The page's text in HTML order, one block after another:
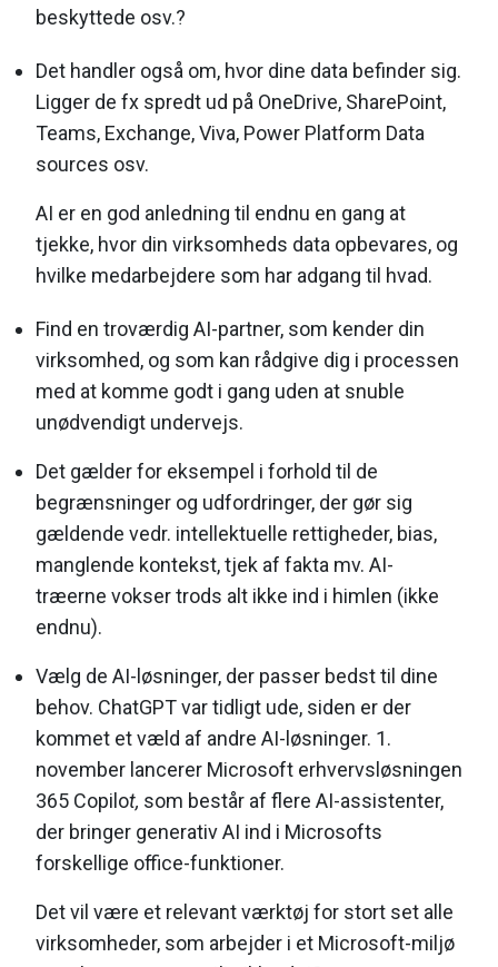
beskyttede osv.?
Det handler også om, hvor dine data befinder sig.
Ligger de fx spredt ud på OneDrive, SharePoint,
Teams, Exchange, Viva, Power Platform Data
sources osv.
AI er en god anledning til endnu en gang at
tjekke, hvor din virksomheds data opbevares, og
hvilke medarbejdere som har adgang til hvad.
Find en troværdig AI-partner, som kender din
virksomhed, og som kan rådgive dig i processen
med at komme godt i gang uden at snuble
unødvendigt undervejs.
Det gælder for eksempel i forhold til de
begrænsninger og udfordringer, der gør sig
gældende vedr. intellektuelle rettigheder, bias,
manglende kontekst, tjek af fakta mv. AI-
træerne vokser trods alt ikke ind i himlen (ikke
endnu).
Vælg de AI-løsninger, der passer bedst til dine
behov. ChatGPT var tidligt ude, siden er der
kommet et væld af andre AI-løsninger. 1.
november lancerer Microsoft erhvervsløsningen
365 Copilot, som består af flere AI-assistenter,
der bringer generativ AI ind i Microsofts
forskellige office-funktioner.
Det vil være et relevant værktøj for stort set alle
virksomheder, som arbejder i et Microsoft-miljø